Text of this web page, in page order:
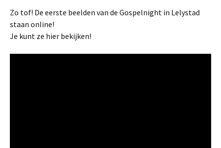
Zo tof! De eerste beelden van de Gospelnight in Lelystad
staan online!
Je kunt ze hier bekijken!